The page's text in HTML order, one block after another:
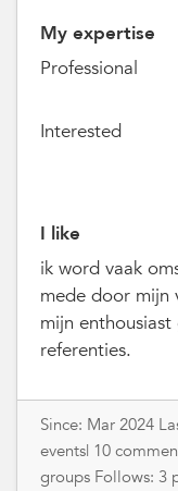
My expertise
Professional
Interested
I like
ik word vaak
mede door mijn
mijn enthousiast
referenties.
Since: Mar 2024
events| 10
groups Follows: 3